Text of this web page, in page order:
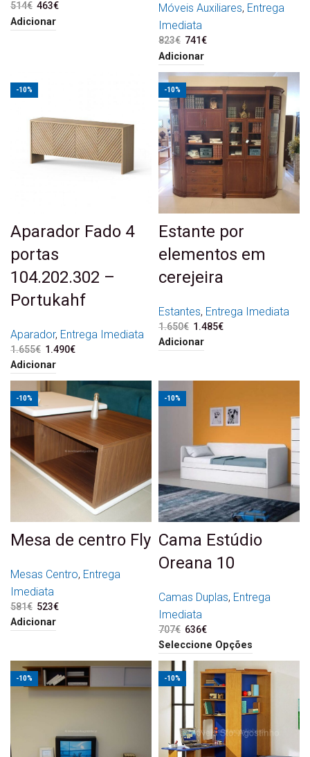
514€ O preço original era:
514€.
463€
Adicionar
Móveis Auxiliares, Entrega
Imediata
823€ O preço original era:
823€.
741€
Adicionar
-10%
Aparador Fado 4
portas
104.202.302 –
Portukahf
Aparador, Entrega Imediata
1.655€ O preço original era:
1.655€.
1.490€
Adicionar
-10%
Estante por
elementos em
cerejeira
Estantes, Entrega Imediata
1.650€ O preço original era:
1.650€.
1.485€
Adicionar
-10%
Mesa de centro Fly
Mesas Centro, Entrega
Imediata
581€ O preço original era:
581€.
523€
Adicionar
-10%
Cama Estúdio
Oreana 10
Camas Duplas, Entrega
Imediata
707€ O preço original era:
707€.
636€
636€.
Seleccione Opções
-10% -10%